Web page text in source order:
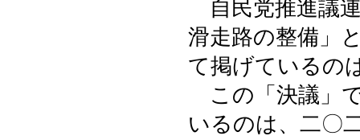
自民党推進議
滑走路の整備」
て掲げているの
この「決議」
いるのは、二〇